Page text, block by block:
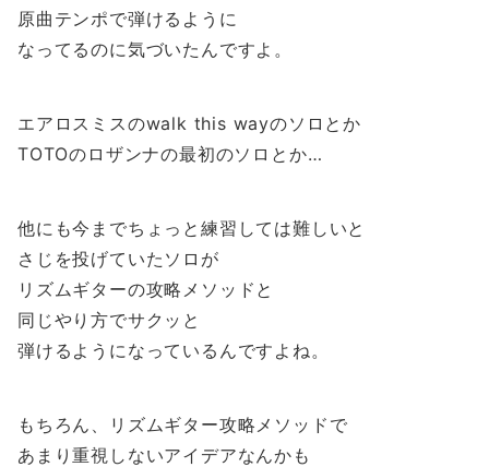
原曲テンポで弾けるように
なってるのに気づいたんですよ。
エアロスミスのwalk this wayのソロとか
TOTOのロザンナの最初のソロとか…
他にも今までちょっと練習しては難しいと
さじを投げていたソロが
リズムギターの攻略メソッドと
同じやり方でサクッと
弾けるようになっているんですよね。
もちろん、リズムギター攻略メソッドで
あまり重視しないアイデアなんかも